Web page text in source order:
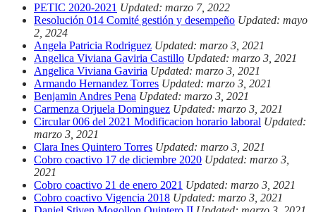
PETIC 2020-2021 Updated: marzo 7, 2022
Resolución 014 Comité gestión y desempeño Updated: mayo
2, 2024
Angela Patricia Rodriguez Updated: marzo 3, 2021
Angelica Viviana Gaviria Castillo Updated: marzo 3, 2021
Angelica Viviana Gaviria Updated: marzo 3, 2021
Armando Hernandez Torres Updated: marzo 3, 2021
Benjamin Andres Pena Updated: marzo 3, 2021
Carmenza Orjuela Dominguez Updated: marzo 3, 2021
Circular 006 del 2021 Modificacion horario laboral Updated:
marzo 3, 2021
Clara Ines Quintero Torres Updated: marzo 3, 2021
Cobro coactivo 17 de diciembre 2020 Updated: marzo 3,
2021
Cobro coactivo 21 de enero 2021 Updated: marzo 3, 2021
Cobro coactivo Vigencia 2018 Updated: marzo 3, 2021